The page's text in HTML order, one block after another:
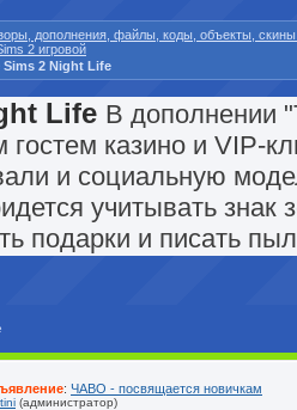
дополнения, файлы, коды, объекты,
2 игровой
Sims 2 Night Life
Life В дополнении
казино и VIP-
и социальную
учитывать знак
подарки и писать
: ЧАВО - посвящается новичкам
(администратор)